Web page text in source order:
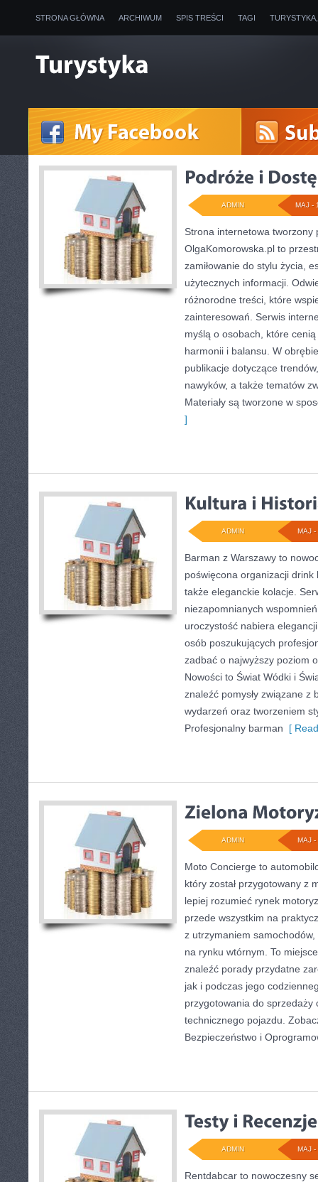
STRONA GŁÓWNA ARCHIWUM SPIS TREŚCI TAGI
MAJ -
ADMIN
Strona internetowa tworzony
OlgaKomorowska.pl to
zamiłowanie do stylu życia,
użytecznych informacji.
różnorodne treści, które
zainteresowań. Serwis
myślą o osobach, które
harmonii i balansu. W
publikacje dotyczące
nawyków, a także tematów
Materiały są tworzone w
]
MAJ -
ADMIN
Barman z Warszawy to
poświęcona organizacji
także eleganckie kolacje.
niezapomnianych
uroczystość nabiera
osób poszukujących
zadbać o najwyższy poziom
Nowości to Świat Wódki i
znaleźć pomysły związane z
wydarzeń oraz tworzeniem
Profesjonalny barman [
MAJ -
ADMIN
Moto Concierge to
który został przygotowany z
lepiej rozumieć rynek
przede wszystkim na
z utrzymaniem
na rynku wtórnym. To
znaleźć porady przydatne
jak i podczas jego
przygotowania do sprzedaży
technicznego pojazdu.
Bezpieczeństwo i
MAJ -
ADMIN
Rentdabcar to nowoczesny